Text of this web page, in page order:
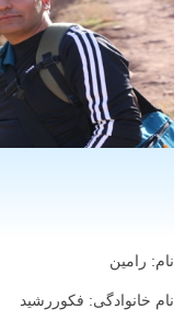
نام: رامین
نام خانوادگی: فکوررشید